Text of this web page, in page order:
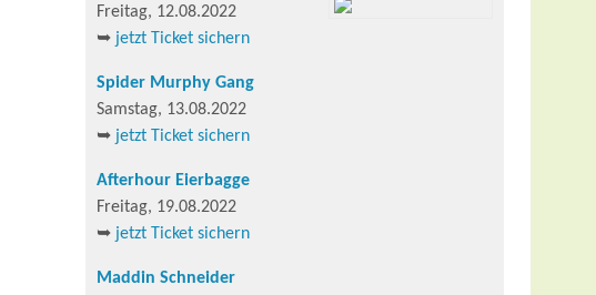
Freitag, 12.08.2022
➥ jetzt Ticket sichern
Spider Murphy Gang
Samstag, 13.08.2022
➥ jetzt Ticket sichern
Afterhour Eierbagge
Freitag, 19.08.2022
➥ jetzt Ticket sichern
Maddin Schneider